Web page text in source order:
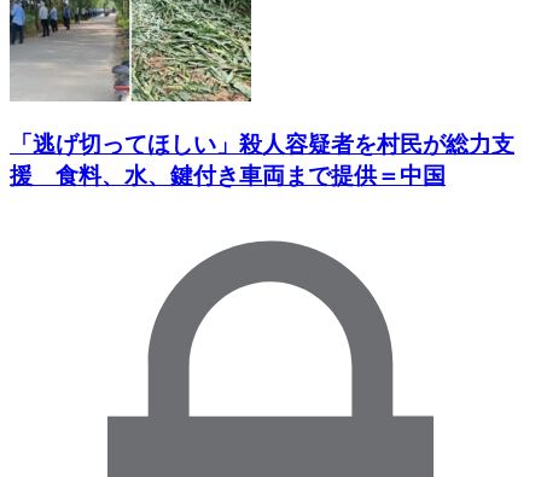
「逃げ切ってほしい」殺人容疑者を村民が総力支
援 食料、水、鍵付き車両まで提供＝中国